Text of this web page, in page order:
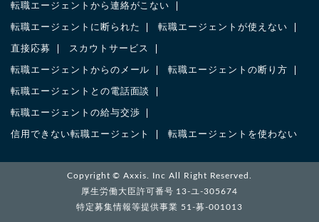
転職エージェントから連絡がこない
転職エージェントに断られた 転職エージェントが使えない
直接応募 スカウトサービス
転職エージェントからのメール 転職エージェントの断り方
転職エージェントとの電話面談
転職エージェントの給与交渉
信用できない転職エージェント 転職エージェントを使わない
Copyright ©Axxis. Inc All Right Reserved.
厚生労働大臣許可番号 13-ユ-305674
特定募集情報等提供事業 51-募-001013